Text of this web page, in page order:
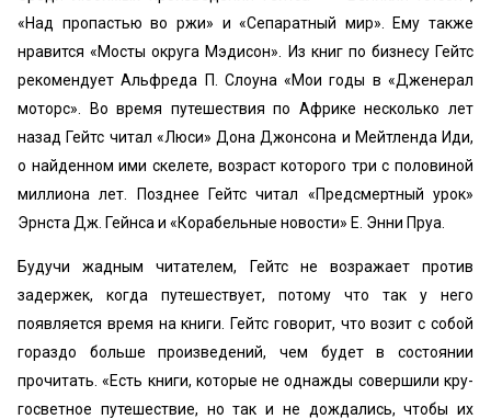
«Над пропастью во ржи» и «Сепаратный мир». Ему также
нравится «Мосты округа Мэдисон». Из книг по бизнесу Гейтс
рекомендует Альфреда П. Слоуна «Мои годы в «Дженерал
моторс». Во время путешествия по Африке несколько лет
назад Гейтс читал «Люси» Дона Джонсона и Мейтленда Иди,
о найденном ими скелете, возраст которого три с половиной
миллиона лет. По­зднее Гейтс читал «Предсмертный урок»
Эрнста Дж. Гейнса и «Корабельные новости» Е. Энни Пруа.
Будучи жадным читателем, Гейтс не возражает про­тив
задержек, когда путешествует, потому что так у него
появляется время на книги. Гейтс говорит, что возит с собой
гораздо больше произведений, чем будет в состо­янии
прочитать. «Есть книги, которые не однажды совершили кру­
госветное путешествие, но так и не дождались, чтобы их